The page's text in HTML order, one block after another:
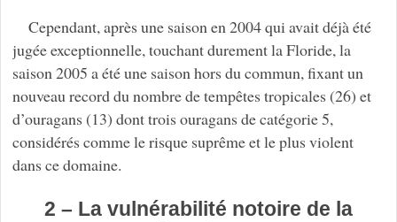
Cependant, après une saison en 2004 qui avait déjà été
jugée exceptionnelle, touchant durement la Floride, la
saison 2005 a été une saison hors du commun, fixant un
nouveau record du nombre de tempêtes tropicales (26) et
d’ouragans (13) dont trois ouragans de catégorie 5,
considérés comme le risque suprême et le plus violent
dans ce domaine.
2 – La vulnérabilité notoire de la